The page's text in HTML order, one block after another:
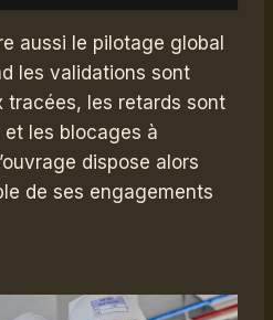
aussi le pilotage global
les validations sont
tracées, les retards sont
les blocages à
dispose alors
de ses engagements